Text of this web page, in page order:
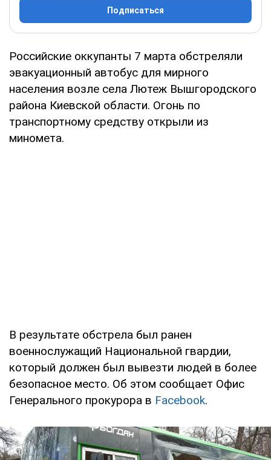
Подписаться
Российские оккупанты 7 марта обстреляли
эвакуационный автобус для мирного
населения возле села Лютеж Вышгородского
района Киевской области. Огонь по
транспортному средству открыли из
миномета.
В результате обстрела был ранен
военнослужащий Национальной гвардии,
который должен был вывезти людей в более
безопасное место. Об этом сообщает Офис
Генерального прокурора в Facebook.